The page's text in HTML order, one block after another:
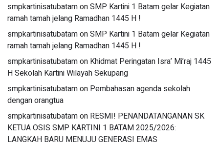
smpkartinisatubatamonSMP Kartini 1 Batam gelar Kegiatan
ramah tamah jelang Ramadhan 1445 H !
smpkartinisatubatamonSMP Kartini 1 Batam gelar Kegiatan
ramah tamah jelang Ramadhan 1445 H !
smpkartinisatubatamon Khidmat Peringatan Isra’ Mi’raj 1445
H Sekolah Kartini Wilayah Sekupang
smpkartinisatubatamon Pembahasan agenda sekolah
dengan orangtua
smpkartinisatubatamon RESMI! PENANDATANGANAN SK
KETUA OSIS SMP KARTINI 1 BATAM 2025/2026:
LANGKAH BARU MENUJU GENERASI EMAS